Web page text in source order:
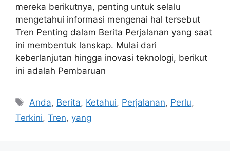
mereka berikutnya, penting untuk selalu
mengetahui informasi mengenai hal tersebut
Tren Penting dalam Berita Perjalanan yang saat
ini membentuk lanskap. Mulai dari
keberlanjutan hingga inovasi teknologi, berikut
ini adalah Pembaruan
Tags
Anda, Berita, Ketahui, Perjalanan, Perlu,
Terkini, Tren, yang